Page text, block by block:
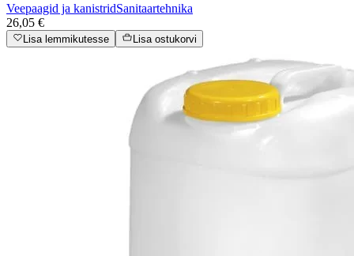
Veepaagid ja kanistridSanitaartehnika
26,05 €
Lisa lemmikutesse Lisa ostukorvi